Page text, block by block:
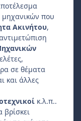
μηχανικών που
Ακινήτου,
σε θέματα
και άλλες
κ.λ.π..
βρίσκει